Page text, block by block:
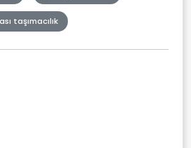
taşımacılık